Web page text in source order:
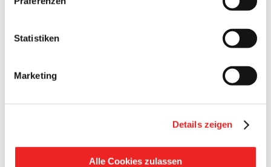
Statistiken
Marketing
Details zeigen
Alle Cookies zulassen